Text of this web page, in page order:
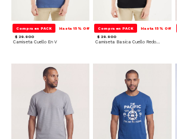
Compra en PACK Hasta 15% Off
$ 29.900
Camiseta Cuello En V
Compra en PACK Hasta 15% Off
$ 29.900
Camiseta Basica Cuello Redondo